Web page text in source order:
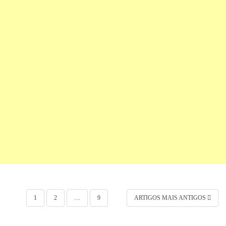
Navegação por posts
1 2 … 9 ARTIGOS MAIS ANTIGOS